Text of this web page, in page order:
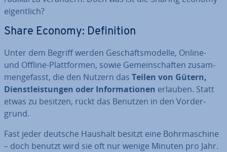
ei­gent­lich?
Share Economy: De­fi­ni­ti­on
Unter dem Begriff werden Ge­schäfts­mo­del­le, Online-
und Offline-Platt­for­men, sowie Ge­mein­schaf­ten zu­sam­
men­ge­fasst, die den Nutzern das Teilen von Gütern,
Dienst­leis­tun­gen oder In­for­ma­tio­nen erlauben. Statt
etwas zu besitzen, rückt das Benutzen in den Vor­der­
grund.
Fast jeder deutsche Haushalt besitzt eine Bohr­ma­schi­ne
– doch benutzt wird sie oft nur wenige Minuten pro Jahr.